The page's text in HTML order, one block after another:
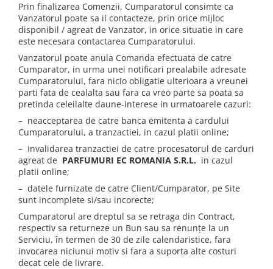
Prin finalizarea Comenzii, Cumparatorul consimte ca
Vanzatorul poate sa il contacteze, prin orice mijloc
disponibil / agreat de Vanzator, in orice situatie in care
este necesara contactarea Cumparatorului.
Vanzatorul poate anula Comanda efectuata de catre
Cumparator, in urma unei notificari prealabile adresate
Cumparatorului, fara nicio obligatie ulterioara a vreunei
parti fata de cealalta sau fara ca vreo parte sa poata sa
pretinda celeilalte daune-interese in urmatoarele cazuri:
– neacceptarea de catre banca emitenta a cardului
Cumparatorului, a tranzactiei, in cazul platii online;
– invalidarea tranzactiei de catre procesatorul de carduri
agreat de PARFUMURI EC ROMANIA S.R.L. in cazul
platii online;
– datele furnizate de catre Client/Cumparator, pe Site
sunt incomplete si/sau incorecte;
Cumparatorul are dreptul sa se retraga din Contract,
respectiv sa returneze un Bun sau sa renunțe la un
Serviciu, în termen de 30 de zile calendaristice, fara
invocarea niciunui motiv si fara a suporta alte costuri
decat cele de livrare.